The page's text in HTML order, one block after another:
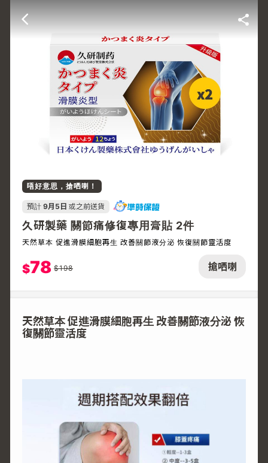
搶哂喇
唔好意思，搶哂喇！
預計 9月5日 或之前送貨
久研製藥 關節痛修復專用膏貼 2件
天然草本 促進滑膜細胞再生 改善關節液分泌 恢復關節靈活度
$78 $198
天然草本 促進滑膜細胞再生 改善關節液分泌 恢
復關節靈活度